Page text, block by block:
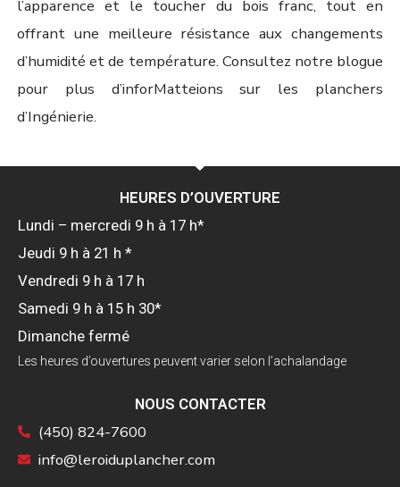
l’apparence et le toucher du bois franc, tout en
offrant une meilleure résistance aux changements
d’humidité et de température. Consultez notre blogue
pour plus d’inforMatteions sur les planchers
d’Ingénierie.
HEURES D’OUVERTURE
Lundi – mercredi 9 h à 17 h*
Jeudi 9 h à 21 h *
Vendredi 9 h à 17 h
Samedi 9 h à 15 h 30*
Dimanche fermé
Les heures d’ouvertures peuvent varier selon l’achalandage
NOUS CONTACTER
(450) 824-7600
info@leroiduplancher.com